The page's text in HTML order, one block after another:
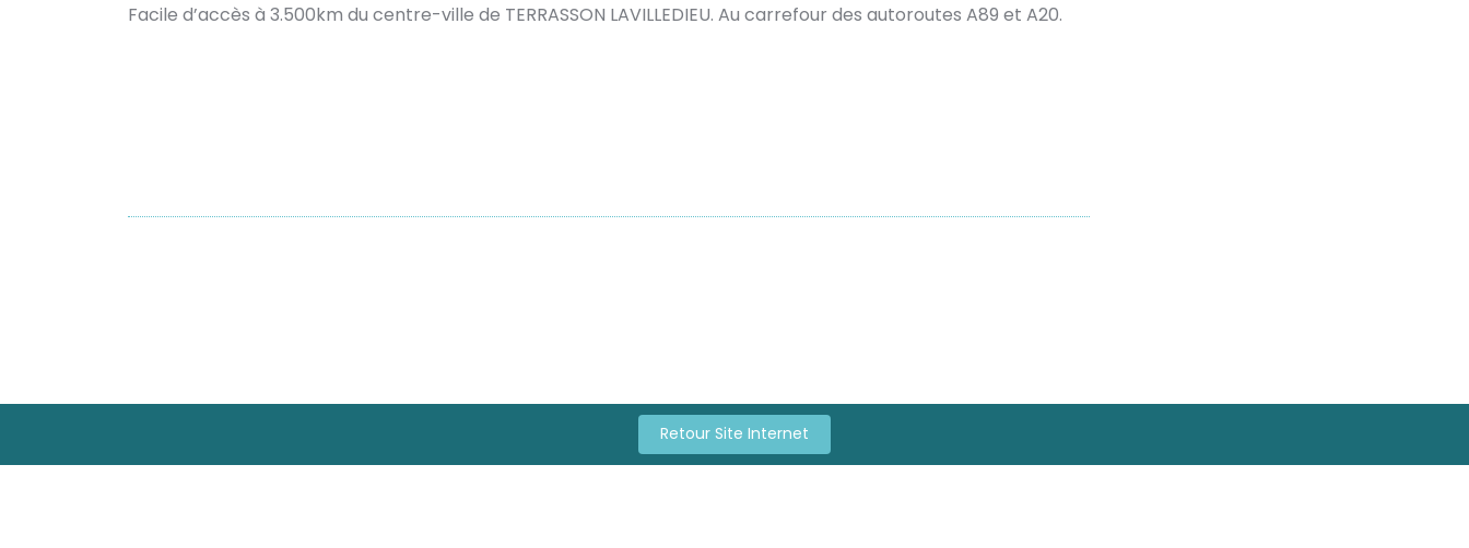
Facile d’accès à 3.500km du centre-ville de TERRASSON LAVILLEDIEU. Au carrefour des autoroutes A89 et A20.
Retour Site Internet